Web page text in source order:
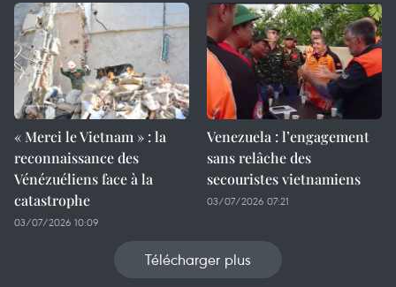
« Merci le Vietnam » : la
reconnaissance des
Vénézuéliens face à la
catastrophe
03/07/2026 10:09
Venezuela : l’engagement
sans relâche des
secouristes vietnamiens
03/07/2026 07:21
Télécharger plus